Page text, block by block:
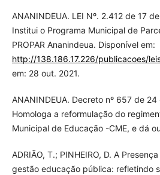
ANANINDEUA. LEI Nº. 2.412 de 17
Institui o Programa Municipal de
PROPAR Ananindeua. Disponível em:
http://138.186.17.226/publicacoes/
em: 28 out. 2021.
ANANINDEUA. Decreto nº 657 de
Homologa a reformulação do
Municipal de Educação -CME, e dá
ADRIÃO, T.; PINHEIRO, D. A
gestão educação pública: refletindo